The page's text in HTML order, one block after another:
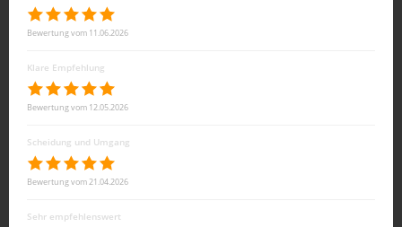
Bewertung vom 11.06.2026
Klare Empfehlung
Bewertung vom 12.05.2026
Scheidung und Umgang
Bewertung vom 21.04.2026
Sehr empfehlenswert